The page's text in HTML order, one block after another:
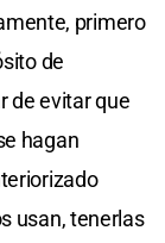
primero
de
de evitar que
hagan
usan, tenerlas